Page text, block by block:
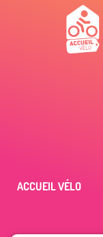
ACCUEIL VÉLO